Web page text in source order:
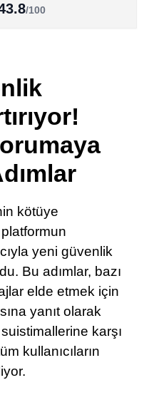
Youtube
TikTok
Pinterest
/100
kötüye
platformun
yeni güvenlik
Bu adımlar, bazı
elde etmek için
yanıt olarak
karşı
kullanıcıların